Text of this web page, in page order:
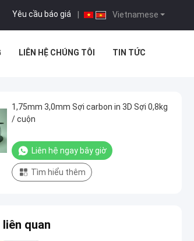
Vietnamese
Yêu cầu báo giá
LIÊN HỆ CHÚNG TÔI TIN TỨC
1,75mm 3,0mm Sợi carbon in 3D Sợi 0,8kg
/ cuộn
Liên hệ ngay bây giờ
Tìm hiểu thêm
quan